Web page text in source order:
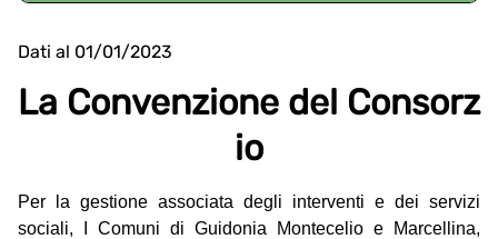
Dati al 01/01/2023
La Convenzione del Consorz
io
Per la gestione associata degli interventi e dei servizi
sociali, I Comuni di Guidonia Montecelio e Marcellina,